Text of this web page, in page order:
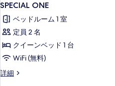
SPECIAL ONE
ベッドルーム 1 室
定員 2 名
クイーンベッド 1 台
WiFi (無料)
詳細
SPECIAL